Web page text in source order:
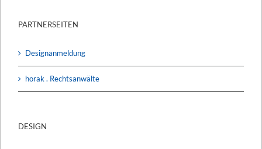
PARTNERSEITEN
Designanmeldung
horak . Rechtsanwälte
DESIGN